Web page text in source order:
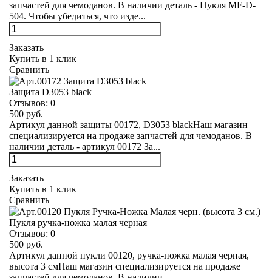
запчастей для чемоданов. В наличии деталь - Пукля MF-D-
504. Чтобы убедиться, что изде...
Заказать
Купить в 1 клик
Сравнить
Защита D3053 black
Отзывов: 0
500 руб.
Артикул данной защиты 00172, D3053 blackНаш магазин
специализируется на продаже запчастей для чемоданов. В
наличии деталь - артикул 00172 За...
Заказать
Купить в 1 клик
Сравнить
Пукля ручка-ножка малая черная
Отзывов: 0
500 руб.
Артикул данной пукли 00120, ручка-ножка малая черная,
высота 3 смНаш магазин специализируется на продаже